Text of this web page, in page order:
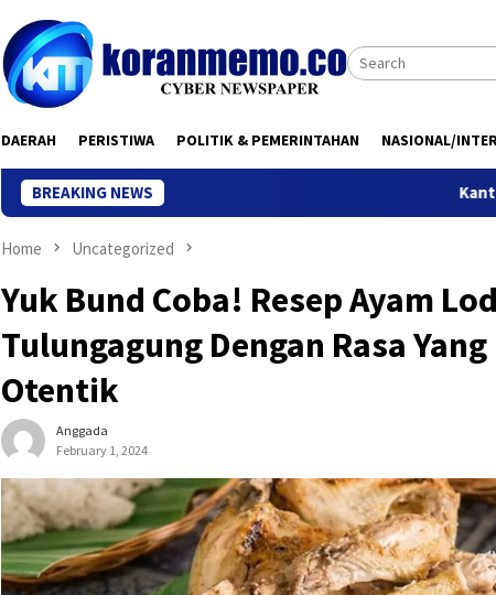
DAERAH PERISTIWA POLITIK & PEMERINTAHAN NASIONAL/
BREAKING NEWS Kantor Imigrasi
Home Uncategorized
Yuk Bund Coba! Resep Ayam
Tulungagung Dengan Rasa
Otentik
Anggada
February 1, 2024